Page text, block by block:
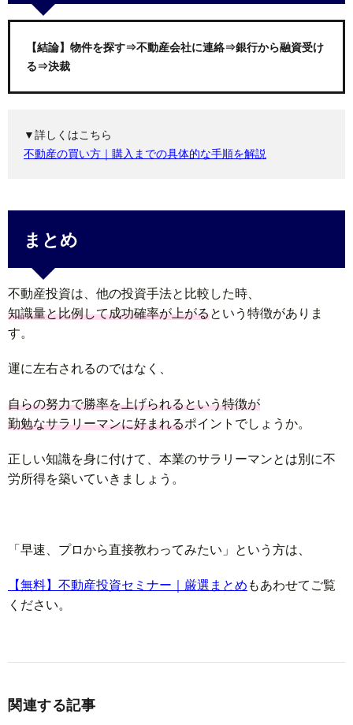
【結論】物件を探す⇒不動産会社に連絡⇒銀行から融資受け
る⇒決裁
▼詳しくはこちら
不動産の買い方｜購入までの具体的な手順を解説
まとめ
不動産投資は、他の投資手法と比較した時、
知識量と比例して成功確率が上がるという特徴がありま
す。
運に左右されるのではなく、
自らの努力で勝率を上げられるという特徴が
勤勉なサラリーマンに好まれるポイントでしょうか。
正しい知識を身に付けて、本業のサラリーマンとは別に不
労所得を築いていきましょう。
「早速、プロから直接教わってみたい」という方は、
【無料】不動産投資セミナー｜厳選まとめ もあわせてご覧
ください。
関連する記事